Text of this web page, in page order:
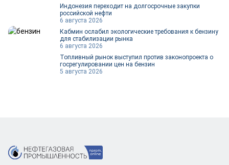
Индонезия переходит на долгосрочные закупки
российской нефти
6 августа 2026
Кабмин ослабил экологические требования к бензину
для стабилизации рынка
6 августа 2026
Топливный рынок выступил против законопроекта о
госрегулировании цен на бензин
5 августа 2026